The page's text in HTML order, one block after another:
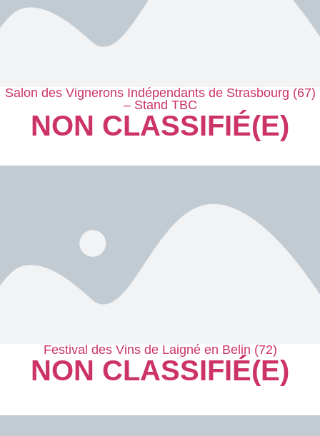
Salon des Vignerons Indépendants de Strasbourg (67)
– Stand TBC
NON CLASSIFIÉ(E)
Festival des Vins de Laigné en Belin (72)
NON CLASSIFIÉ(E)